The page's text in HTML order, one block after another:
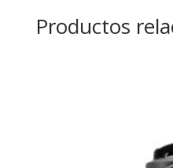
Productos